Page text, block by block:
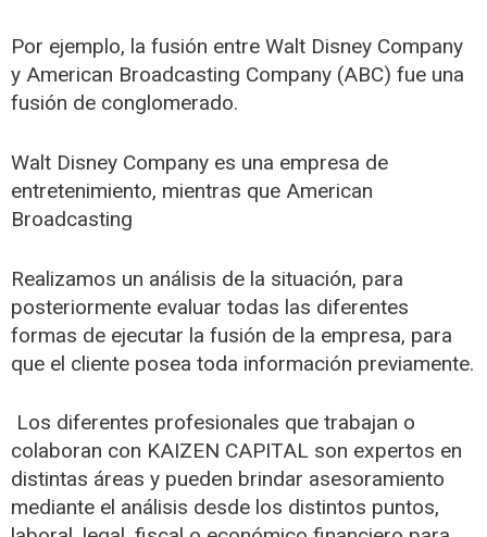
Por ejemplo, la fusión entre Walt Disney Company
y American Broadcasting Company (ABC) fue una
fusión de conglomerado.
Walt Disney Company es una empresa de
entretenimiento, mientras que American
Broadcasting
Realizamos un análisis de la situación, para
posteriormente evaluar todas las diferentes
formas de ejecutar la fusión de la empresa, para
que el cliente posea toda información previamente.
Los diferentes profesionales que trabajan o
colaboran con KAIZEN CAPITAL son expertos en
distintas áreas y pueden brindar asesoramiento
mediante el análisis desde los distintos puntos,